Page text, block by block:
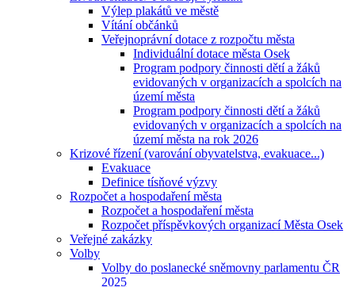
Výlep plakátů ve městě
Vítání občánků
Veřejnoprávní dotace z rozpočtu města
Individuální dotace města Osek
Program podpory činnosti dětí a žáků
evidovaných v organizacích a spolcích na
území města
Program podpory činnosti dětí a žáků
evidovaných v organizacích a spolcích na
území města na rok 2026
Krizové řízení (varování obyvatelstva, evakuace...)
Evakuace
Definice tísňové výzvy
Rozpočet a hospodaření města
Rozpočet a hospodaření města
Rozpočet příspěvkových organizací Města Osek
Veřejné zakázky
Volby
Volby do poslanecké sněmovny parlamentu ČR
2025